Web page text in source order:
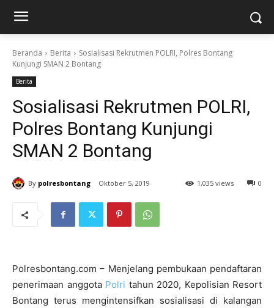
Beranda Berita
Sosialisasi Rekrutmen POLRI, Polres Bontang
Kunjungi SMAN 2 Bontang
Berita
Sosialisasi Rekrutmen POLRI,
Polres Bontang Kunjungi
SMAN 2 Bontang
By polresbontang Oktober 5, 2019 0
1,035 views
Polresbontang.com – Menjelang pembukaan pendaftaran
penerimaan anggota Polri tahun 2020, Kepolisian Resort
Bontang terus mengintensifkan sosialisasi di kalangan